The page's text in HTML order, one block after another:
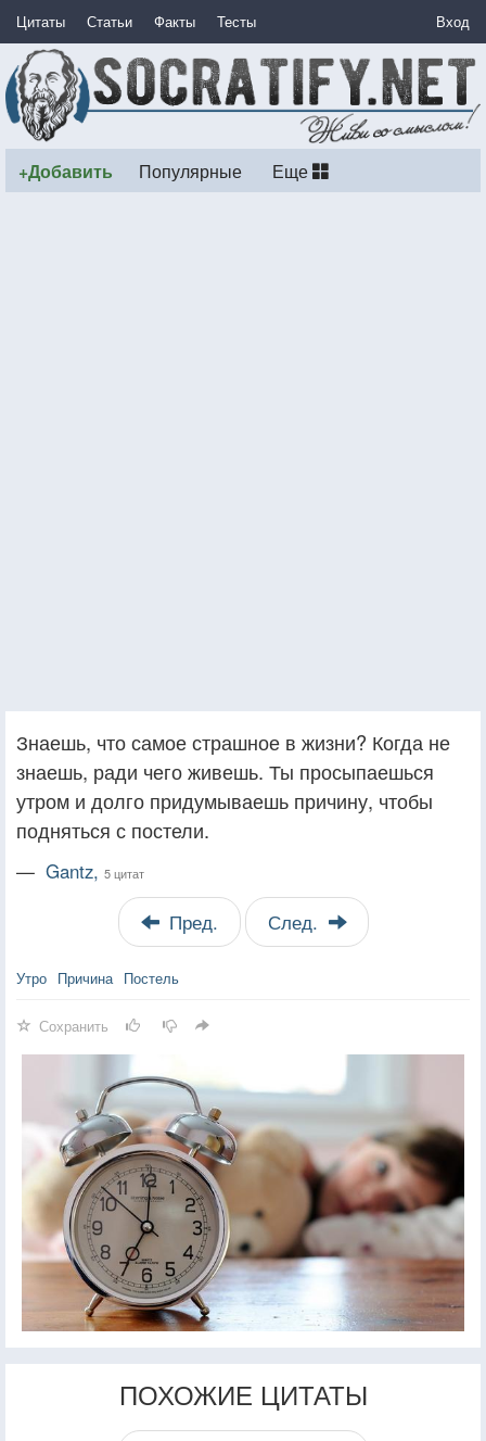
Цитаты Статьи Факты Тесты Вход
+Добавить Популярные Еще
Знаешь, что самое страшное в жизни? Когда не
знаешь, ради чего живешь. Ты просыпаешься
утром и долго придумываешь причину, чтобы
подняться с постели.
— Gantz, 5 цитат
Пред. След.
Утро Причина Постель
Сохранить
ПОХОЖИЕ ЦИТАТЫ